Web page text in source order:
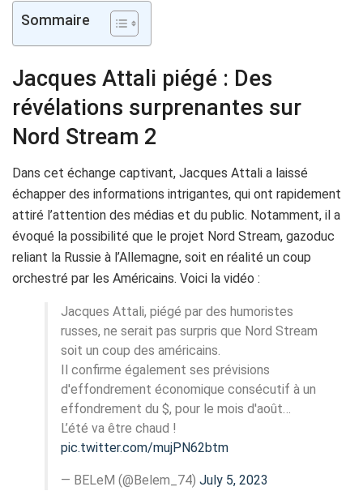
Sommaire
Jacques Attali piégé : Des
révélations surprenantes sur
Nord Stream 2
Dans cet échange captivant, Jacques Attali a laissé
échapper des informations intrigantes, qui ont rapidement
attiré l’attention des médias et du public. Notamment, il a
évoqué la possibilité que le projet Nord Stream, gazoduc
reliant la Russie à l’Allemagne, soit en réalité un coup
orchestré par les Américains. Voici la vidéo :
Jacques Attali, piégé par des humoristes
russes, ne serait pas surpris que Nord Stream
soit un coup des américains.
Il confirme également ses prévisions
d'effondrement économique consécutif à un
effondrement du $, pour le mois d'août…
L’été va être chaud !
pic.twitter.com/mujPN62btm
— BELeM (@Belem_74) July 5, 2023